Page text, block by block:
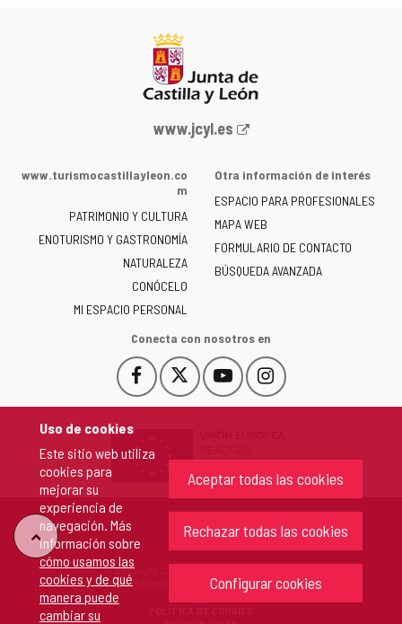
Uso de cookies
Este sitio web utiliza
cookies para
mejorar su
experiencia de
navegación. Más
información sobre
cómo usamos las
cookies y de qué
manera puede
cambiar su
Aceptar todas las cookies
Rechazar todas las cookies
Configurar cookies
Portal
la
de
Castilla
y
León
-
www.jcyl.es
www.turismocastillayleon.co
m
PATRIMONIO Y CULTURA
ENOTURISMO Y GASTRONOMÍA
NATURALEZA
CONÓCELO
MI ESPACIO PERSONAL
Otra información de interés
ESPACIO PARA PROFESIONALES
MAPA WEB
FORMULARIO DE CONTACTO
BÚSQUEDA AVANZADA
Conecta con nosotros en
Facebook
Este
enlace
en
nueva.
Este
enlace
una
ventana
nueva.
YouTube
Este
enlace
una
nueva.
Instagram
Este
enlace
una
nueva.
"Volver
arriba"
Copyright 2026 - Junta de Castilla y León
Todos los derechos reservados.